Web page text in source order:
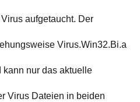
aufgetaucht. Der
Virus.Win32.Bi.a
kann nur das aktuelle
Virus Dateien in beiden